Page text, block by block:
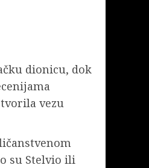
dionicu, dok
vezu
su Stelvio ili